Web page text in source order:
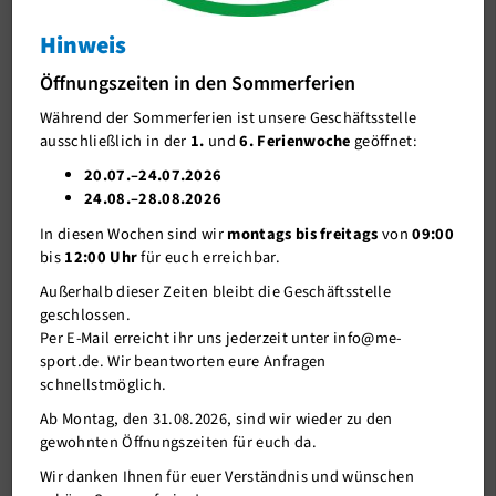
Mitgliedschaft: Unterbrechungen
Derzeit kein Sport möglich oder auf dem Weg ins
Ausland?
Aufgrund von persönlichen Gründen wie Krankheit (länger als 3
Monate andauernd) oder Schwangerschaft ist ein Ruhen der
Mitgliedschaft für längstens 12 Monateab Antragstellung
möglich. Gegen Vorlage eines ärztlichen Attestes wird die
Beitragszahlung für den entsprechenden Zeitraum (beginnend ab
ersten des Folgemonats) ausgesetzt. Es erfolgt keine
Beitragsrückerstattung. Bereits geleistete Beiträge werden auf
Aufgrund eines beruflich oder schulisch bedingten
J-Team
Stellenangebote
Förderverein me-sport e.V.
Mitgliederservice
Verantwortung
Hinweis
Öffnungszeiten in den Sommerferien
Während der Sommerferien ist unsere Geschäftsstelle
ausschließlich in der 1. und6. Ferienwochegeöffnet:
20.07.–24.07.2026
24.08.–28.08.2026
In diesen Wochen sind wirmontags bis freitagsvon09:00
bis12:00 Uhrfür euch erreichbar.
Außerhalb dieser Zeiten bleibt die Geschäftsstelle
geschlossen.
Per E-Mail erreicht ihr uns jederzeit unter info@me-
sport.de. Wir beantworten eure Anfragen
schnellstmöglich.
Ab Montag, den 31.08.2026, sind wir wieder zu den
gewohnten Öffnungszeiten für euch da.
Wir danken Ihnen für euer Verständnis und wünschen